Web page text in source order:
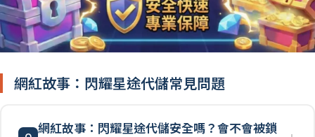
網紅故事：閃耀星途代儲常見問題
網紅故事：閃耀星途代儲安全嗎？會不會被鎖